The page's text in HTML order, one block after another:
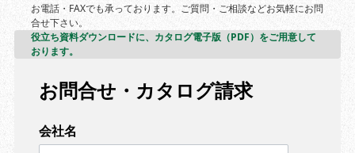
お電話・FAXでも承っております。ご質問・ご相談などお気軽にお問
合せ下さい。
役立ち資料ダウンロードに、カタログ電子版（PDF）をご用意して
おります。
お問合せ・カタログ請求
会社名